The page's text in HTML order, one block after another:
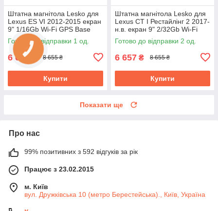
Штатна магнітола Lesko для
Lexus ES VI 2012-2015 екран
9" 1/16Gb Wi-Fi GPS Base
Готово до відправки 1 од.
6 657 8 655 ₴
Купити
Штатна магнітола Lesko для
Lexus CT I Рестайлінг 2 2017-
н.в. екран 9" 2/32Gb Wi-Fi
GPS Base
Готово до відправки 2 од.
6 657 ₴ 8 655 ₴
Купити
Показати ще
Про нас
99% позитивних з 592 відгуків за рік
Працює з 23.02.2015
м. Київ
вул. Дружківська 10 (метро Берестейська)., Київ, Україна